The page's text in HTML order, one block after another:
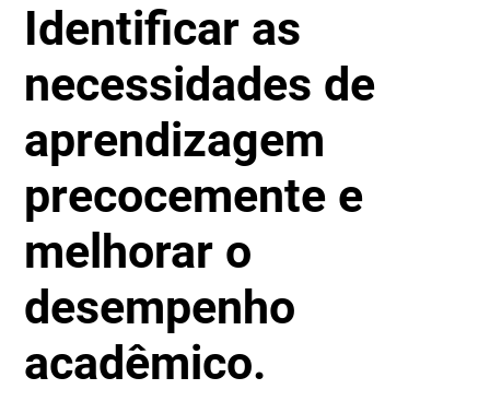
Identificar as
necessidades de
aprendizagem
precocemente e
melhorar o
desempenho
acadêmico.